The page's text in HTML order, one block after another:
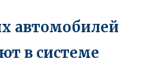
автомобилей
в системе